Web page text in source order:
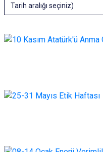
Tarih aralığı seçiniz)